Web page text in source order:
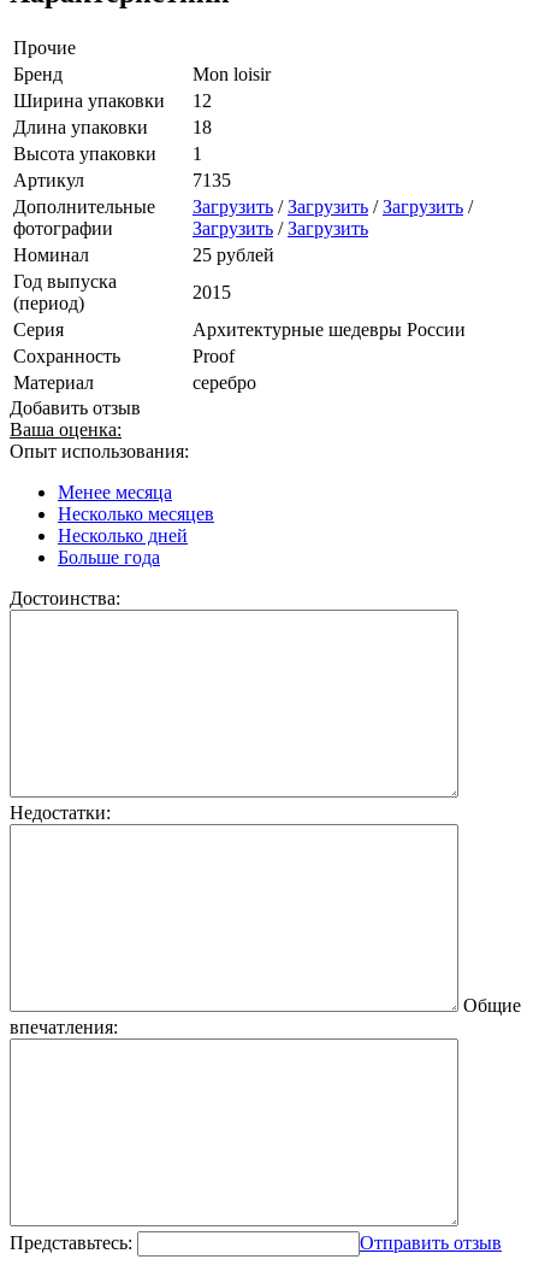
Прочие
Бренд
Mon loisir
Ширина упаковки
12
Длина упаковки
18
Высота упаковки
1
Артикул
7135
Дополнительные
фотографии
Загрузить /Загрузить /Загрузить /
Загрузить /Загрузить
Номинал
25 рублей
Год выпуска
(период)
2015
Серия
Архитектурные шедевры России
Сохранность
Proof
Материал
серебро
Добавить отзыв
Ваша оценка:
Опыт использования:
Менее месяца
Несколько месяцев
Несколько дней
Больше года
Достоинства:
Недостатки:
Общие
впечатления:
Представьтесь: Отправить отзыв